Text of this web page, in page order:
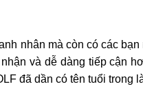
nhân mà còn có các bạn
và dễ dàng tiếp cận
đã dần có tên tuổi trong